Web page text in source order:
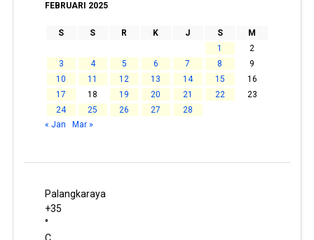
FEBRUARI 2025
S S R K J S
M
1
2
3
4 5 6 7 8
9
10
11 12 13 14 15
16
17
18 19 20 21 22
23
24
25 26 27
28
« Jan
Mar »
Palangkaraya
+35
°